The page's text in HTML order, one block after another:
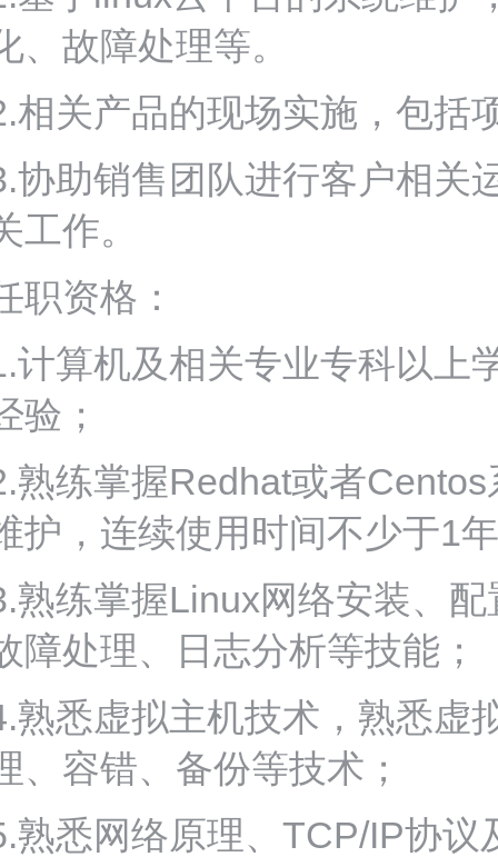
、故障处理等。
相关产品的现场实施，包括
协助销售团队进行客户相关
工作。
职资格：
计算机及相关专业专科以上
验；
熟练掌握Redhat或者
护，连续使用时间不少于1
熟练掌握Linux网络安装、
障处理、日志分析等技能；
熟悉虚拟主机技术，熟悉虚
、容错、备份等技术；
熟悉网络原理、TCP/IP协议